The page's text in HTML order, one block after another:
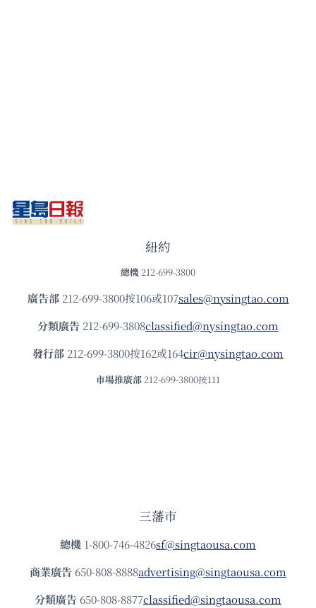
紐約
總機 212-699-3800
廣告部212-699-3800按106或107sales@nysingtao.com
分類廣告 212-699-3808classified@nysingtao.com
發⾏部 212-699-3800按162或164cir@nysingtao.com
市場推廣部 212-699-3800按111
三藩市
總機 1-800-746-4826sf@singtaousa.com
商業廣告 650-808-8888advertising@singtaousa.com
分類廣告 650-808-8877classified@singtaousa.com